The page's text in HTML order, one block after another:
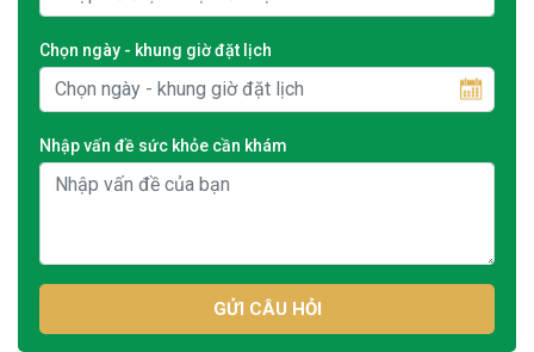
Chọn ngày - khung giờ đặt lịch
Nhập vấn đề sức khỏe cần khám
GỬI CÂU HỎI